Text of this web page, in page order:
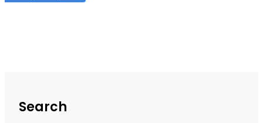
Search